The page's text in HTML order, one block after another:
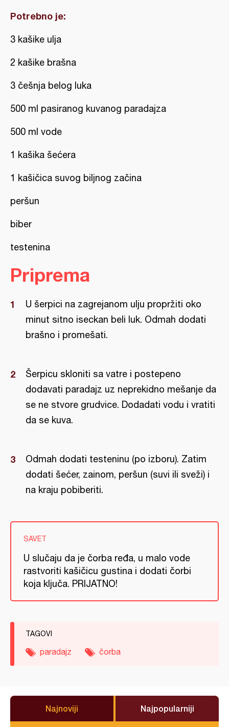
Potrebno je:
3 kašike ulja
2 kašike brašna
3 češnja belog luka
500 ml pasiranog kuvanog paradajza
500 ml vode
1 kašika šećera
1 kašičica suvog biljnog začina
peršun
biber
testenina
Priprema
U šerpici na zagrejanom ulju propržiti oko
minut sitno iseckan beli luk. Odmah dodati
brašno i promešati.
Šerpicu skloniti sa vatre i postepeno
dodavati paradajz uz neprekidno mešanje da
se ne stvore grudvice. Dodadati vodu i vratiti
da se kuva.
Odmah dodati testeninu (po izboru). Zatim
dodati šećer, zainom, peršun (suvi ili sveži) i
na kraju pobiberiti.
SAVET
U slučaju da je čorba ređa, u malo vode
rastvoriti kašičicu gustina i dodati čorbi
koja ključa. PRIJATNO!
TAGOVI
paradajz čorba
Najnoviji Najpopularniji